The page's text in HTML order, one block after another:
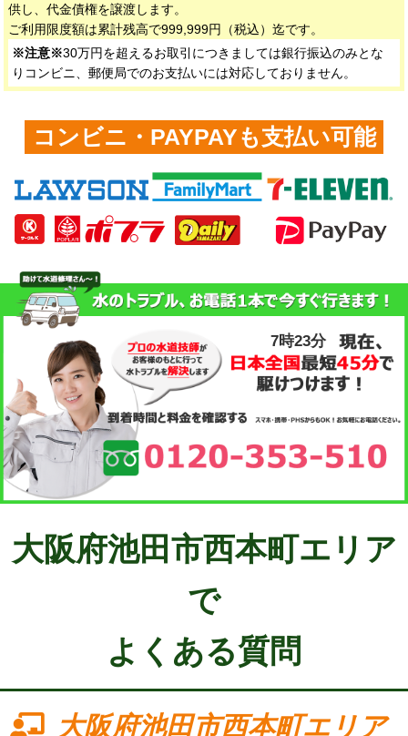
供し、代金債権を譲渡します。
ご利用限度額は累計残高で999,999円（税込）迄です。
※注意※30万円を超えるお取引につきましては銀行振込のみとな
りコンビニ、郵便局でのお支払いには対応しておりません。
コンビニ・PAYPAYも支払い可能
7時23分
大阪府池田市西本町エリア
で
よくある質問
大阪府池田市西本町エリア